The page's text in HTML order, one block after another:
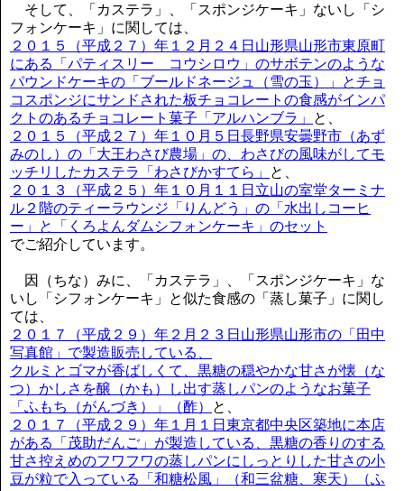
そして、「カステラ」、「スポンジケーキ」ないし「シ
フォンケーキ」に関しては、
２０１５（平成２７）年１２月２４日山形県山形市東原町
にある「パティスリー コウシロウ」のサボテンのような
パウンドケーキの「ブールドネージュ（雪の玉）」とチョ
コスポンジにサンドされた板チョコレートの食感がインパ
クトのあるチョコレート菓子「アルハンブラ」
と、
２０１５（平成２７）年１０月５日長野県安曇野市（あず
みのし）の「大王わさび農場」の、わさびの風味がしてモ
ッチリしたカステラ「わさびかすてら」
と、
２０１３（平成２５）年１０月１１日立山の室堂ターミナ
ル２階のティーラウンジ「りんどう」の「水出しコーヒ
ー」と「くろよんダムシフォンケーキ」のセット
でご紹介しています。
因（ちな）みに、「カステラ」、「スポンジケーキ」な
いし「シフォンケーキ」と似た食感の「蒸し菓子」に関し
ては、
２０１７（平成２９）年２月２３日山形県山形市の「田中
写真館」で製造販売している、
クルミとゴマが香ばしくて、黒糖の穏やかな甘さが懐（な
つ）かしさを醸（かも）し出す蒸しパンのようなお菓子
「ふもち（がんづき）」（酢）
と、
２０１７（平成２９）年１月１日東京都中央区築地に本店
がある「茂助だんご」が製造している、黒糖の香りのする
甘さ控えめのフワフワの蒸しパンにしっとりした甘さの小
豆が粒で入っている「和糖松風」（和三盆糖、寒天）（ふ